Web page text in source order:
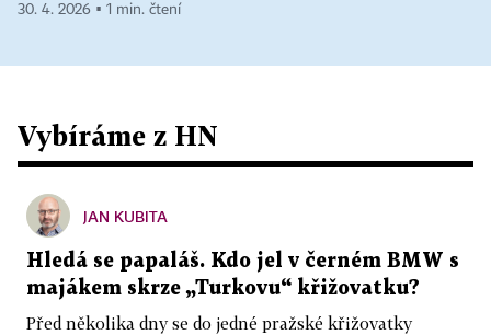
30. 4. 2026 ▪ 1 min. čtení
Vybíráme z HN
JAN KUBITA
Hledá se papaláš. Kdo jel v černém BMW s
majákem skrze „Turkovu“ křižovatku?
Před několika dny se do jedné pražské křižovatky